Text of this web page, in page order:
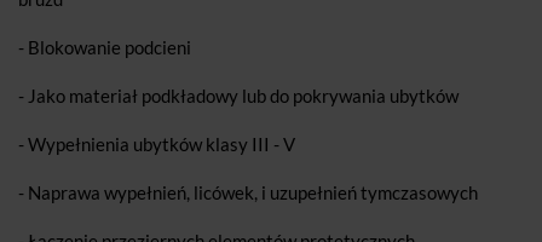
- Blokowanie podcieni
- Jako materiał podkładowy lub do pokrywania ubytków
- Wypełnienia ubytków klasy III - V
- Naprawa wypełnień, licówek, i uzupełnień tymczasowych